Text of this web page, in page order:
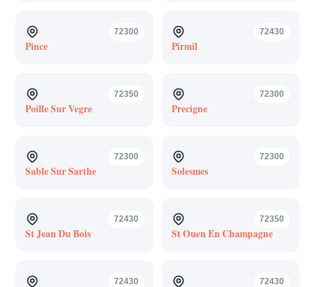
72300
Pince
72430
Pirmil
72350
Poille Sur Vegre
72300
Precigne
72300
Sable Sur Sarthe
72300
Solesmes
72430
St Jean Du Bois
72350
St Ouen En Champagne
72430 72430